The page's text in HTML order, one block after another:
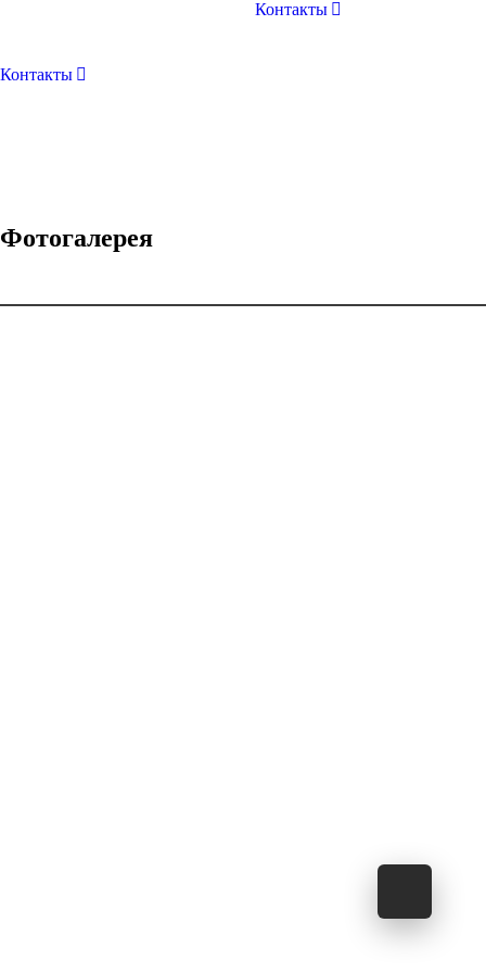
Контакты
Контакты
Фотогалерея